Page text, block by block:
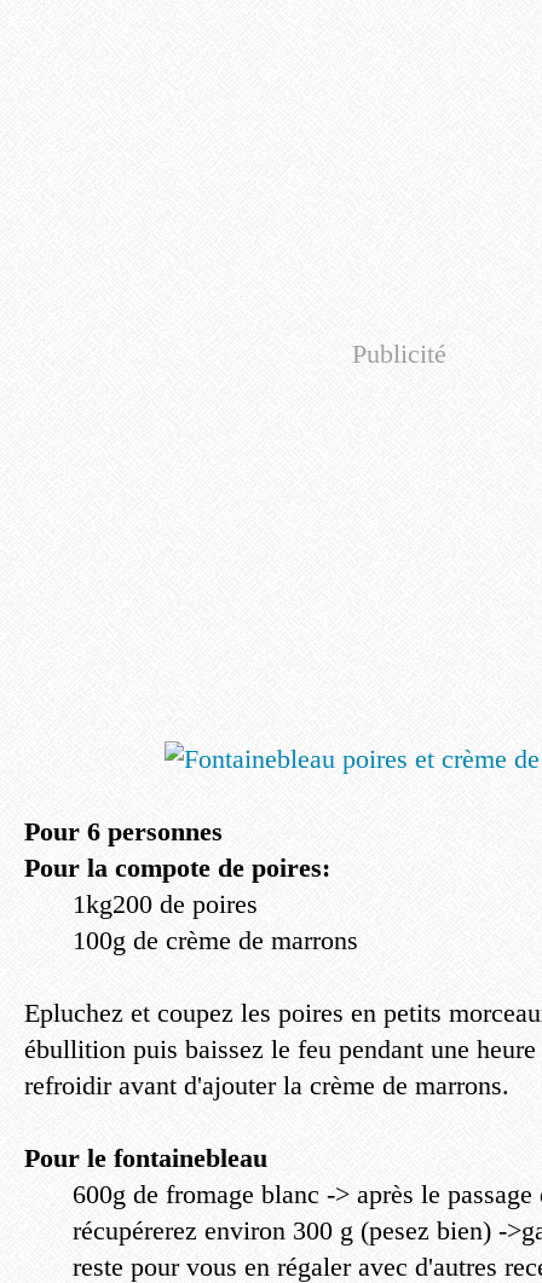
Publicité
Pour 6 personnes
Pour la compote de poires:
1kg200 de poires
100g de crème de marrons
Epluchez et coupez les poires en petits
ébullition puis baissez le feu pendant une
refroidir avant d'ajouter la crème de marrons.
Pour le fontainebleau
600g de fromage blanc -> après le
récupérerez environ 300 g (pesez bien) -
reste pour vous en régaler avec d'autres